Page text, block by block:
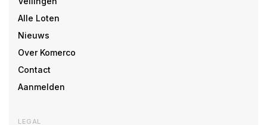
Alle Loten
Nieuws
Over Komerco
Contact
Aanmelden
LEGAL